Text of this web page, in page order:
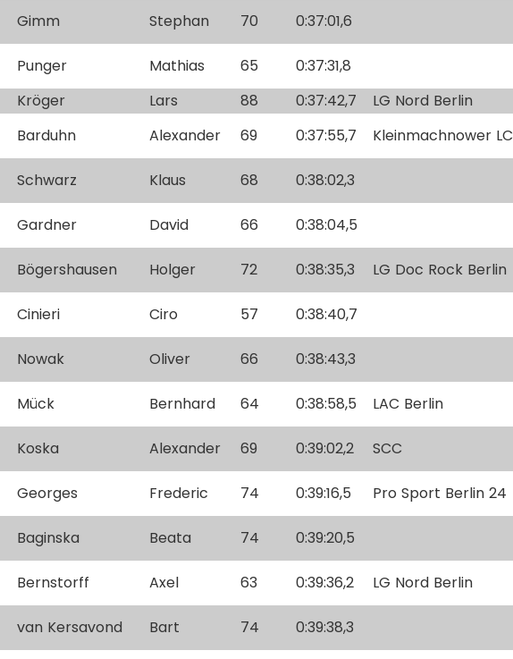
Gimm Stephan 70 0:37:01,6
Punger Mathias 65
0:37:31,8
Kröger Lars 88 0:37:42,7
LG Nord Berlin
Barduhn Alexander 69 0:37:55,7 Kleinmachnower LC
Schwarz Klaus 68 0:38:02,3
Gardner David 66 0:38:04,5
Bögershausen Holger 72 0:38:35,3 LG Doc Rock Berlin
Cinieri Ciro 57 0:38:40,7
Nowak Oliver 66 0:38:43,3
Mück Bernhard 64 0:38:58,5 LAC Berlin
Koska Alexander 69 0:39:02,2 SCC
Georges Frederic 74 0:39:16,5 Pro Sport Berlin 24
Baginska Beata 74 0:39:20,5
Bernstorff Axel 63 0:39:36,2 LG Nord Berlin
van Kersavond Bart 74 0:39:38,3